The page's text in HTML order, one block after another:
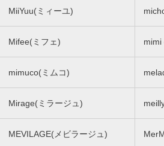
MiiYuu(ミィーユ)
Mifee(ミフェ) mimi
mimuco(ミムコ)
Mirage(ミラージュ)
MEVILAGE(メビラージュ)